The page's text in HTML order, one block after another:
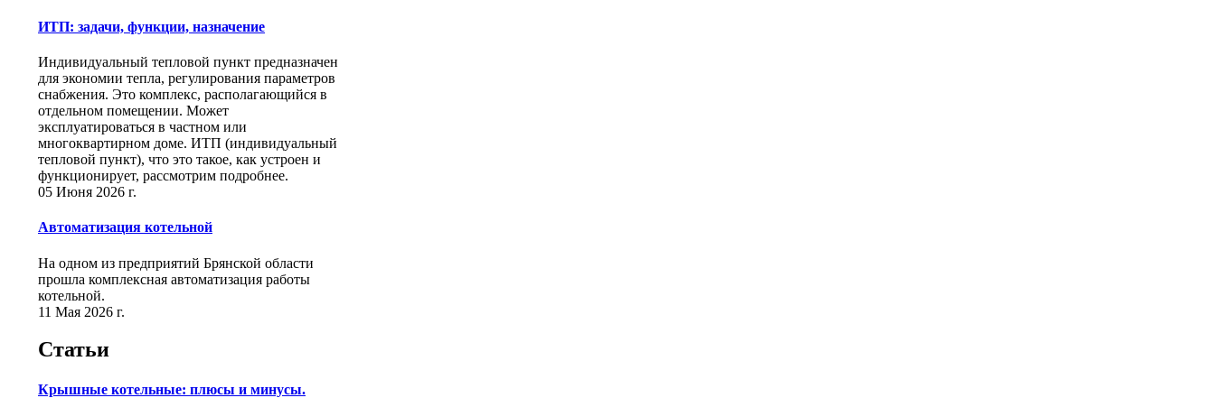
ИТП: задачи, функции, назначение
Индивидуальный тепловой пункт предназначен
для экономии тепла, регулирования параметров
снабжения. Это комплекс, располагающийся в
отдельном помещении. Может
эксплуатироваться в частном или
многоквартирном доме. ИТП (индивидуальный
тепловой пункт), что это такое, как устроен и
функционирует, рассмотрим подробнее.
05 Июня 2026 г.
Автоматизация котельной
На одном из предприятий Брянской области
прошла комплексная автоматизация работы
котельной.
11 Мая 2026 г.
Статьи
Крышные котельные: плюсы и минусы.